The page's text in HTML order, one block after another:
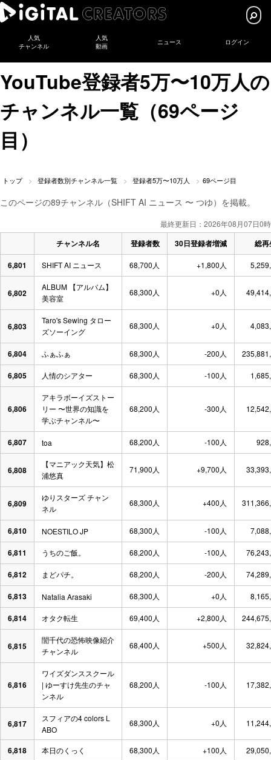
人気
チャンネル
人気
動画
ニュース ログイン
YouTube登録者5万〜10万人の
チャンネル一覧（69ページ
目）
トップ 登録者数別チャンネル一覧 登録者5万〜10万人 69ページ目
このページの89チャンネル（SHIFT AI ニュース 〜 つゆ）を掲載。
最終更新日：2026年08月07日0時
チャンネル名 登録者数 30日登録者増減
総
6,801
SHIFT AI ニュース 68,700人 +1,800人
6,802
ALBUM 【アルバム】
美容室
68,300人 +0人
6,803
Taro's Sewing タロー
ズソーイング
68,300人 +0人
6,804 ふぁふぁ 68,300人 -200人
6,805 人情のシアター 68,300人 -100人
6,806
アキラボーイズストー
リー 〜世界の知識を
学ぶチャンネル〜
68,200人 -300人
6,807 toa 68,200人 -100人
6,808
【マニアック天気】松
浦悠真
71,900人 +9,700人
6,809
ゆりスターズ チャン
ネル
68,300人 +400人
6,810 NOESTILO JP 68,300人 -100人
6,811 うちのご飯。 68,200人 -100人
6,812 まどパチ。 68,200人 -200人
6,813 Natalia Arasaki 68,300人 +0人
6,814 オタク転生 69,400人 +2,800人
6,815
誾千代の恐怖映像紹介
チャンネル
68,400人 +500人
6,816
ワイズダンススクール
| ゆーすけ先生のチャ
ンネル
68,200人 -100人
6,817
スフィアの4 colors L
ABO
68,300人 +0人
6,818 本日のくっく 68,300人 +100人